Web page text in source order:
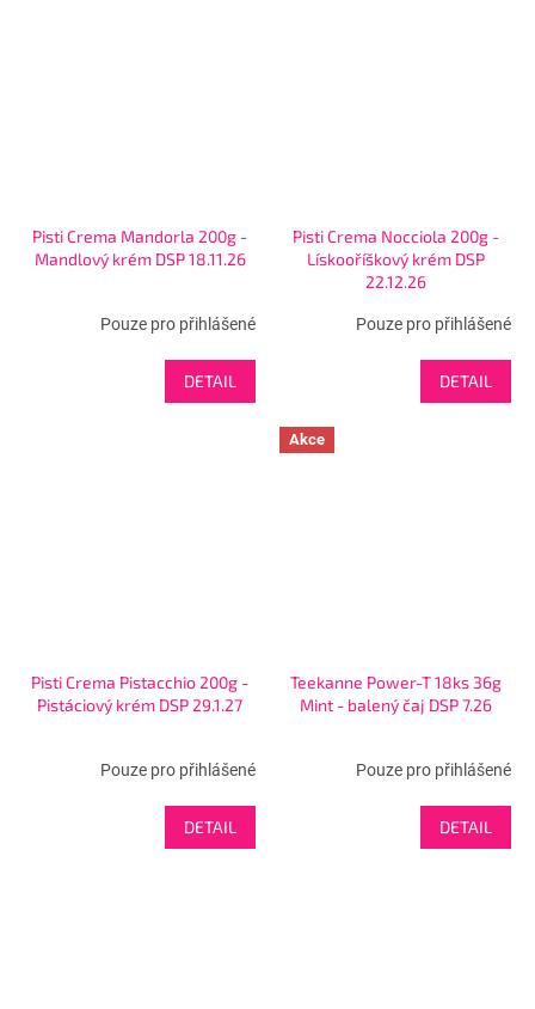
Pisti Crema Mandorla 200g -
Mandlový krém DSP 18.11.26
Pouze pro přihlášené
DETAIL
Pisti Crema Nocciola 200g -
Lískooříškový krém DSP
22.12.26
Pouze pro přihlášené
DETAIL
Pisti Crema Pistacchio 200g -
Pistáciový krém DSP 29.1.27
Pouze pro přihlášené
DETAIL
Akce
Teekanne Power-T 18ks 36g
Mint - balený čaj DSP 7.26
Pouze pro přihlášené
DETAIL